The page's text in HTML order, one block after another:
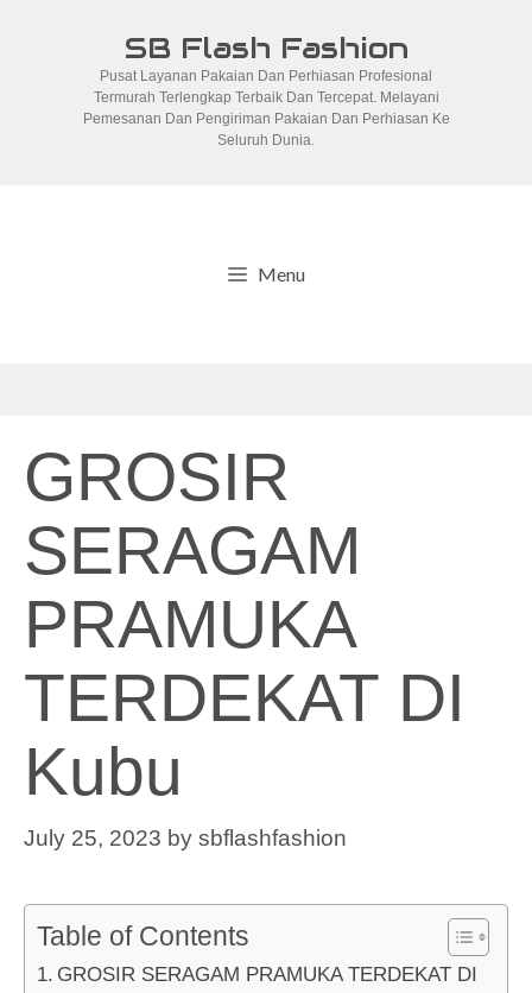
SB Flash Fashion
Pusat Layanan Pakaian Dan Perhiasan Profesional
Termurah Terlengkap Terbaik Dan Tercepat. Melayani
Pemesanan Dan Pengiriman Pakaian Dan Perhiasan Ke
Seluruh Dunia.
Menu
GROSIR
SERAGAM
PRAMUKA
TERDEKAT DI
Kubu
July 25, 2023 by sbflashfashion
Table of Contents
GROSIR SERAGAM PRAMUKA TERDEKAT DI